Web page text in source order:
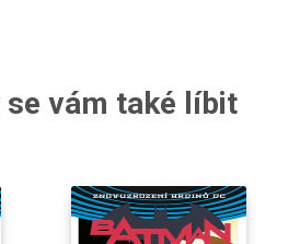
se vám také líbit